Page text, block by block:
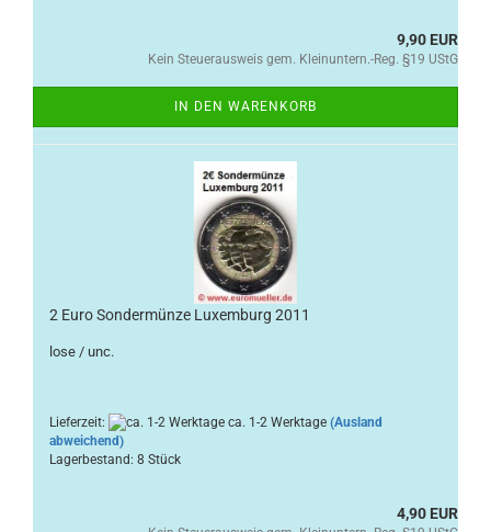
9,90 EUR
Kein Steuerausweis gem. Kleinuntern.-Reg. §19 UStG
IN DEN WARENKORB
2 Euro Sondermünze Luxemburg 2011
lose / unc.
Lieferzeit: ca. 1-2 Werktage (Ausland
abweichend)
Lagerbestand: 8 Stück
4,90 EUR